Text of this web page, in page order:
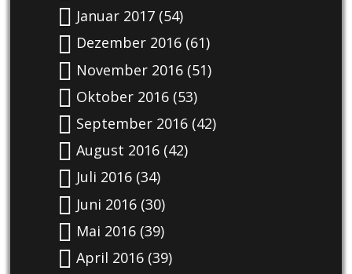
Januar 2017(54)
Dezember 2016(61)
November 2016(51)
Oktober 2016(53)
September 2016(42)
August 2016(42)
Juli 2016(34)
Juni 2016(30)
Mai 2016(39)
April 2016(39)